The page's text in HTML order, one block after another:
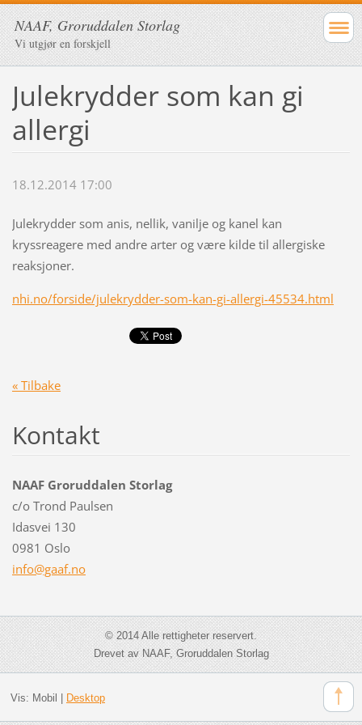
NAAF, Groruddalen Storlag
Vi utgjør en forskjell
Julekrydder som kan gi
allergi
18.12.2014 17:00
Julekrydder som anis, nellik, vanilje og kanel kan
kryssreagere med andre arter og være kilde til allergiske
reaksjoner.
nhi.no/forside/julekrydder-som-kan-gi-allergi-45534.html
« Tilbake
Kontakt
NAAF Groruddalen Storlag
c/o Trond Paulsen
Idasvei 130
0981 Oslo
info@gaaf.no
© 2014 Alle rettigheter reservert.
Drevet av NAAF, Groruddalen Storlag
Vis: Mobil Desktop